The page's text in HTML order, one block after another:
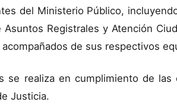
del Ministerio Público,
Registrales y Atención
de sus respectivos
se realiza en cumplimiento de las
Justicia.